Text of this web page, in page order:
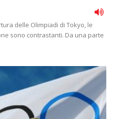
delle Olimpiadi di Tokyo, le
sono contrastanti. Da una parte